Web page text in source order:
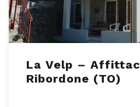
La Velp –
Ribordone (TO)